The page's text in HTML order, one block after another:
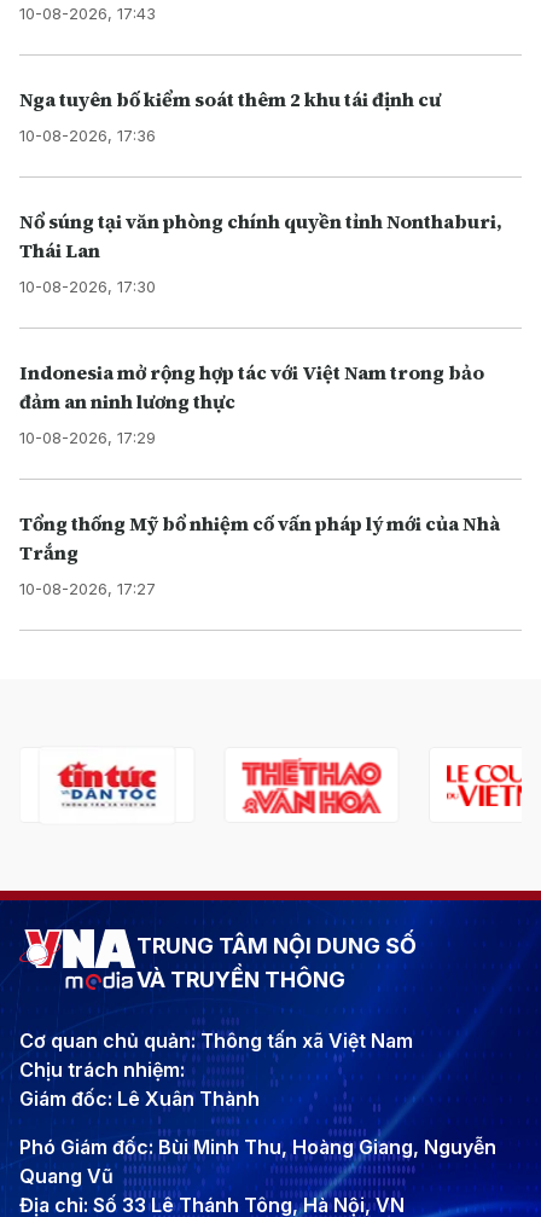
10-08-2026, 17:43
Nga tuyên bố kiểm soát thêm 2 khu tái định cư
10-08-2026, 17:36
Nổ súng tại văn phòng chính quyền tỉnh Nonthaburi,
Thái Lan
10-08-2026, 17:30
Indonesia mở rộng hợp tác với Việt Nam trong bảo
đảm an ninh lương thực
10-08-2026, 17:29
Tổng thống Mỹ bổ nhiệm cố vấn pháp lý mới của Nhà
Trắng
10-08-2026, 17:27
TRUNG TÂM NỘI DUNG SỐ
VÀ TRUYỀN THÔNG
Cơ quan chủ quản: Thông tấn xã Việt Nam
Chịu trách nhiệm:
Giám đốc: Lê Xuân Thành
Phó Giám đốc: Bùi Minh Thu, Hoàng Giang, Nguyễn
Quang Vũ
Địa chỉ: Số 33 Lê Thánh Tông, Hà Nội, VN